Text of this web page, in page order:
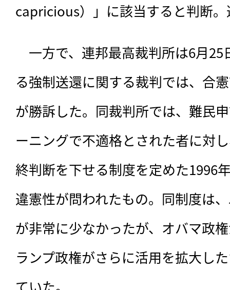
capricious）」に該当すると判断
一方で、連邦最高裁判所は6月25
る強制送還に関する裁判では、合
が勝訴した。同裁判所では、難民
ーニングで不適格とされた者に対
終判断を下せる制度を定めた1996
違憲性が問われたもの。同制度は
が非常に少なかったが、オバマ政
ランプ政権がさらに活用を拡大し
ていた。